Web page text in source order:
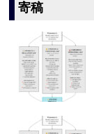
寄稿